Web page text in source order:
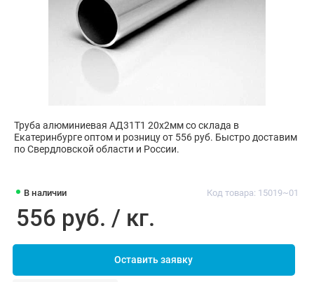
В наличии Код товара: 15019~01
556 руб. / кг.
Оставить заявку
Труба алюминиевая АД31Т1 20х2мм со склада в
Екатеринбурге оптом и розницу от 556 руб. Быстро доставим
по Свердловской области и России.